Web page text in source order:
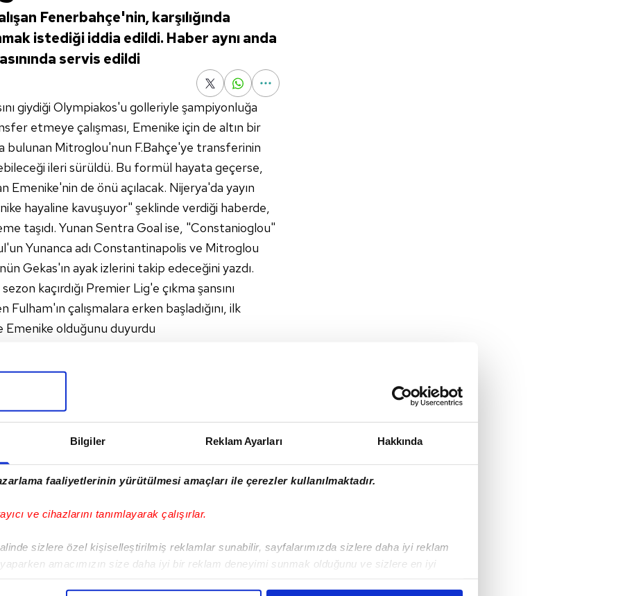
Bilgiler Reklam Ayarları Hakkında
faaliyetlerinin yürütülmesi amaçları ile çerezler kullanılmaktadır.
ve cihazlarını tanımlayarak çalışırlar.
sizlere özel kişiselleştirilmiş reklamlar sunabilir, sayfalarımızda sizlere daha iyi reklam
amacımızın size daha iyi bir reklam deneyimi sunmak olduğunu ve sizlere en iyi
Fenerbahçe'nin, karşılığında
istediği iddia edildi. Haber aynı anda
servis edildi
giydiği Olympiakos'u golleriyle şampiyonluğa
etmeye çalışması, Emenike için de altın bir
bulunan Mitroglou'nun F.Bahçe'ye transferinin
ileri sürüldü. Bu formül hayata geçerse,
Emenike'nin de önü açılacak. Nijerya'da yayın
hayaline kavuşuyor" şeklinde verdiği haberde,
taşıdı. Yunan Sentra Goal ise, "Constanioglou"
Yunanca adı Constantinapolis ve Mitroglou
Gekas'ın ayak izlerini takip edeceğini yazdı.
kaçırdığı Premier Lig'e çıkma şansını
çalışmalara erken başladığını, ilk
olduğunu duyurdu
Sonraki Haber
teklif!